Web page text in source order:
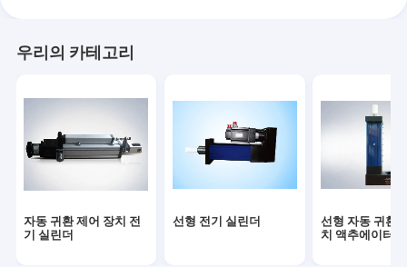
모터 일관 작업
우리의 카테고리
자동 귀환 제어 장치 전
기 실린더
선형 전기 실린더
선형 자동 귀환
치 액추에이터